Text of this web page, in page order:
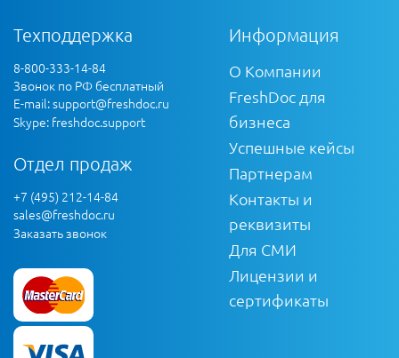
Техподдержка
8-800-333-14-84
Звонок по РФ бесплатный
E-mail:support@freshdoc.ru
Skype: freshdoc.support
Отдел продаж
+7 (495) 212-14-84
sales@freshdoc.ru
Заказать звонок
Информация
О Компании
FreshDoc для
бизнеса
Успешные кейсы
Партнерам
Контакты и
реквизиты
Для СМИ
Лицензии и
сертификаты